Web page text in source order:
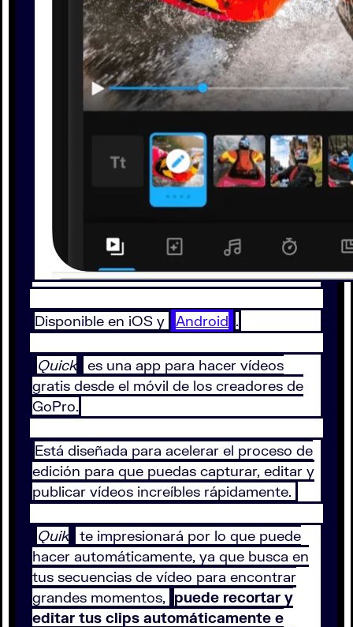
Disponible en iOS y Android .
Quick
es una app para hacer vídeos
gratis desde el móvil de los creadores de
GoPro.
Está diseñada para acelerar el proceso de
edición para que puedas capturar, editar y
publicar vídeos increíbles rápidamente.
Quik
te impresionará por lo que puede
hacer automáticamente, ya que busca en
tus secuencias de vídeo para encontrar
grandes momentos, puede recortar y
editar tus clips automáticamente e